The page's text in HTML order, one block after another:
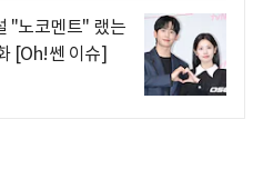
"노코멘트" 랬는
[Oh!쎈 이슈]